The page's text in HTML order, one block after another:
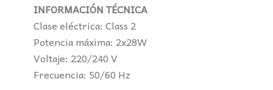
INFORMACIÓN TÉCNICA
Clase eléctrica: Class 2
Potencia máxima: 2x28W
Voltaje: 220/240 V
Frecuencia: 50/60 Hz